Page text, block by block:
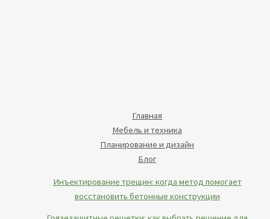
Главная
Мебель и техника
Планирование и дизайн
Блог
Инъектирование трещин: когда метод помогает
восстановить бетонные конструкции